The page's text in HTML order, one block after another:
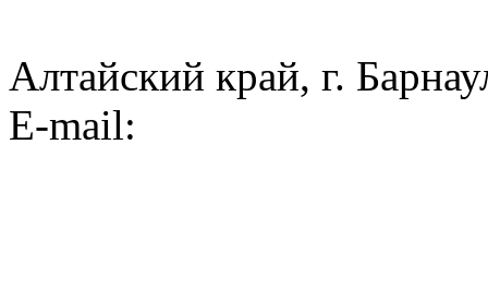
Алтайский край, г.
E-mail: